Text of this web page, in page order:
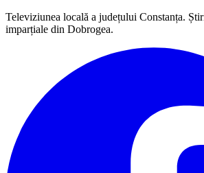
Televiziunea locală a județului Constanța.
imparțiale din Dobrogea.